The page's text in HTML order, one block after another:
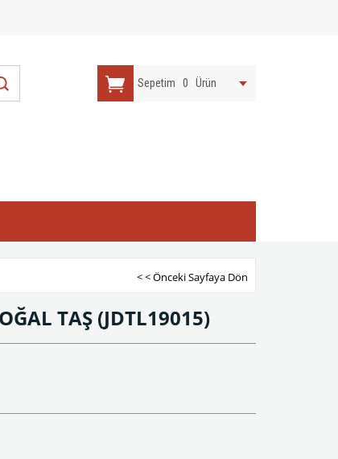
Sepetim 0 Ürün
< < Önceki Sayfaya Dön
TAŞ (JDTL19015)